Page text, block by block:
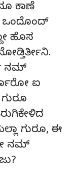
ಕಾಣೆ
ಒಂದೊಂದ್
ಹೊಸ
ನಮ್
ಐ
ಗುರೂ, ಈ
ನಮ್